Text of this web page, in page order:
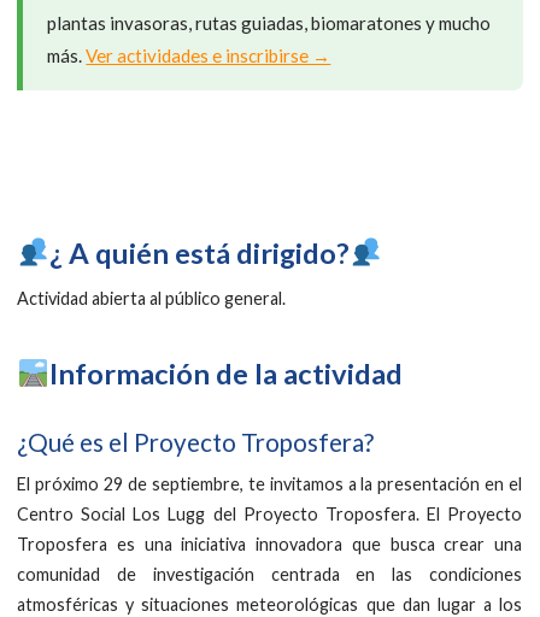
plantas invasoras, rutas guiadas, biomaratones y mucho
más.Ver actividades e inscribirse →
​¿ A quién está dirigido?
Actividad abierta al público general.
Información de la actividad
¿Qué es el Proyecto Troposfera?
El próximo 29 de septiembre, te invitamos a la presentación en el
Centro Social Los Lugg del Proyecto Troposfera. El Proyecto
Troposfera es una iniciativa innovadora que busca crear una
comunidad de investigación centrada en las condiciones
atmosféricas y situaciones meteorológicas que dan lugar a los